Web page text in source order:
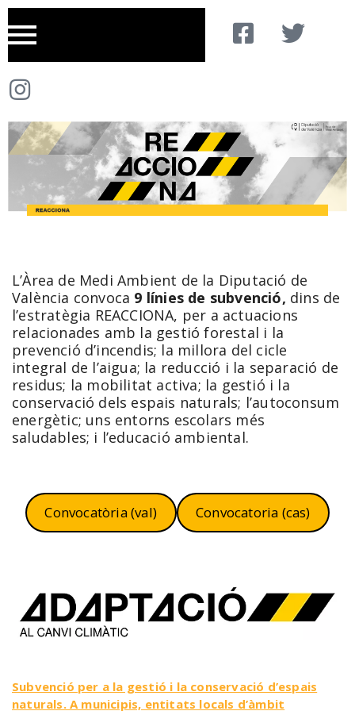
L’Àrea de Medi Ambient de la Diputació de
València convoca 9 línies de subvenció, dins de
l’estratègia REACCIONA, per a actuacions
relacionades amb la gestió forestal i la
prevenció d’incendis; la millora del cicle
integral de l’aigua; la reducció i la separació de
residus; la mobilitat activa; la gestió i la
conservació dels espais naturals; l’autoconsum
energètic; uns entorns escolars més
saludables; i l’educació ambiental.
Convocatòria (val) Convocatoria (cas)
Subvenció per a la gestió i la conservació d’espais
naturals. A municipis, entitats locals d’àmbit